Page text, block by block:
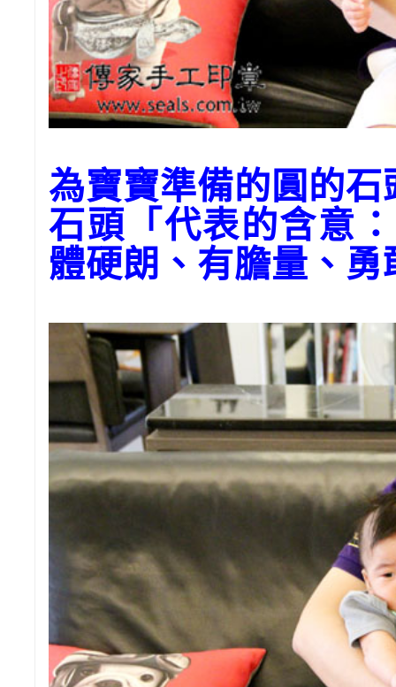
為寶寶準備的圓的石
石頭「代表的含意
體硬朗、有膽量、勇